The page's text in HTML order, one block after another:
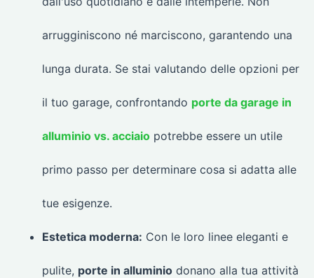
arrugginiscono né marciscono, garantendo una
lunga durata. Se stai valutando delle opzioni per
il tuo garage, confrontando porte da garage in
alluminio vs. acciaio potrebbe essere un utile
primo passo per determinare cosa si adatta alle
tue esigenze.
Estetica moderna: Con le loro linee eleganti e
pulite, porte in alluminio donano alla tua attività